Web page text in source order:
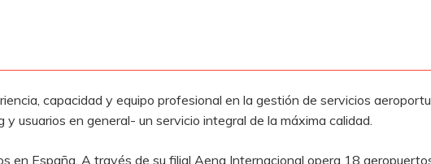
capacidad y equipo profesional en la gestión de servicios
usuarios en general- un servicio integral de la máxima calidad.
en España. A través de su filial Aena Internacional opera 18